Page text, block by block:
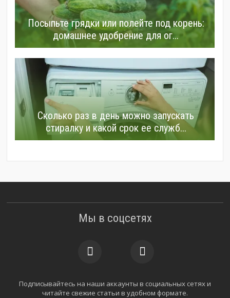
Посыпьте грядки или полейте под корень:
домашнее удобрение для ог...
Сколько раз в день можно запускать
стиралку и какой срок ее служб...
Мы в соцсетях
Подписывайтесь на наши аккаунты в социальных сетях и
читайте свежие статьи в удобном формате.